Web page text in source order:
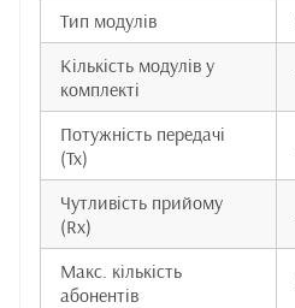
Тип модулів
Кількість модулів у
комплекті
Потужність передачі
(Tx)
Чутливість прийому
(Rx)
Макс. кількість
абонентів